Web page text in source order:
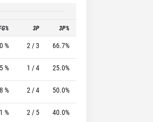
3P 3P%
% 2 / 3 66.7%
% 1 / 4 25.0%
% 2 / 4 50.0%
% 2 / 5 40.0%